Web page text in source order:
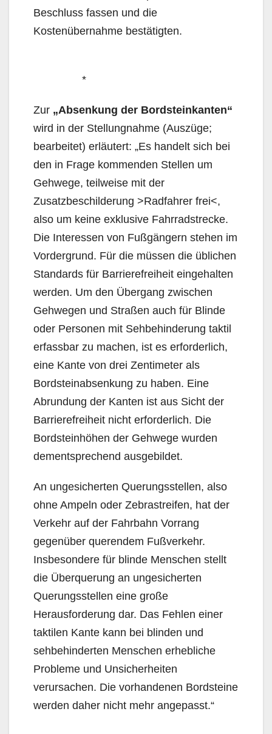
Beschluss fassen und die
Kostenübernahme bestätigten.
*
Zur „Absenkung der Bordsteinkanten“
wird in der Stellungnahme (Auszüge;
bearbeitet) erläutert: „Es handelt sich bei
den in Frage kommenden Stellen um
Gehwege, teilweise mit der
Zusatzbeschilderung >Radfahrer frei<,
also um keine exklusive Fahrradstrecke.
Die Interessen von Fußgängern stehen im
Vordergrund. Für die müssen die üblichen
Standards für Barrierefreiheit eingehalten
werden. Um den Übergang zwischen
Gehwegen und Straßen auch für Blinde
oder Personen mit Sehbehinderung taktil
erfassbar zu machen, ist es erforderlich,
eine Kante von drei Zentimeter als
Bordsteinabsenkung zu haben. Eine
Abrundung der Kanten ist aus Sicht der
Barrierefreiheit nicht erforderlich. Die
Bordsteinhöhen der Gehwege wurden
dementsprechend ausgebildet.
An ungesicherten Querungsstellen, also
ohne Ampeln oder Zebrastreifen, hat der
Verkehr auf der Fahrbahn Vorrang
gegenüber querendem Fußverkehr.
Insbesondere für blinde Menschen stellt
die Überquerung an ungesicherten
Querungsstellen eine große
Herausforderung dar. Das Fehlen einer
taktilen Kante kann bei blinden und
sehbehinderten Menschen erhebliche
Probleme und Unsicherheiten
verursachen. Die vorhandenen Bordsteine
werden daher nicht mehr angepasst.“